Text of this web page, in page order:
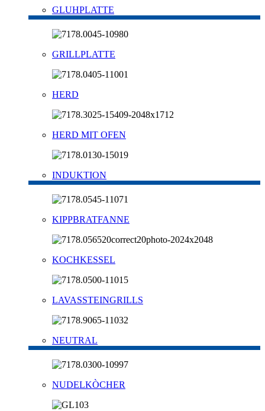
GLUHPLATTE
GRILLPLATTE
HERD
HERD MIT OFEN
INDUKTION
KIPPBRATFANNE
KOCHKESSEL
LAVASSTEINGRILLS
NEUTRAL
NUDELKÒCHER